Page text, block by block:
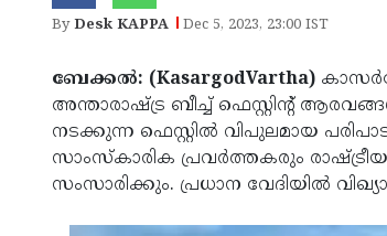
ByDesk KAPPA Dec 5, 2023, 23:00 IST
ബേക്കൽ: (KasargodVartha)
അന്താരാഷ്ട്ര ബീച്ച് ഫെസ്റ്റിന്റ്
നടക്കുന്ന ഫെസ്റ്റിൽ വിപുലമായ
സാംസ്കാരിക പ്രവർത്തകരും
സംസാരിക്കും. പ്രധാന വേദിയിൽ